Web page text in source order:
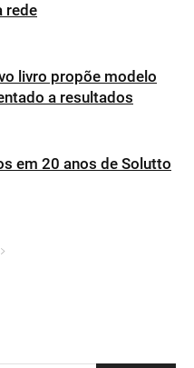
rede
livro propõe modelo
a resultados
em 20 anos de Solutto